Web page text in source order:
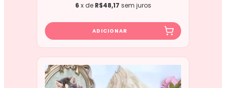
6 x de R$48,17 sem juros